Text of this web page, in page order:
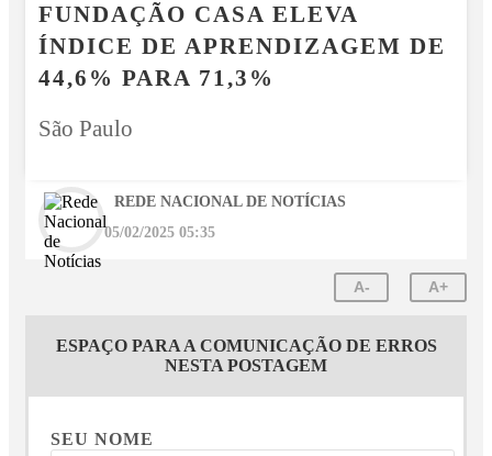
FUNDAÇÃO CASA ELEVA
ÍNDICE DE APRENDIZAGEM DE
44,6% PARA 71,3%
São Paulo
REDE NACIONAL DE NOTÍCIAS
05/02/2025 05:35
A- A+
ESPAÇO PARA A COMUNICAÇÃO DE ERROS
NESTA POSTAGEM
SEU NOME